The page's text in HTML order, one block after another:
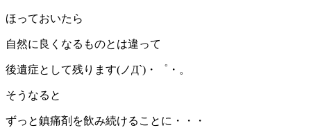
ほっておいたら
自然に良くなるものとは違って
後遺症として残ります(ノД`)・゜・。
そうなると
ずっと鎮痛剤を飲み続けることに・・・